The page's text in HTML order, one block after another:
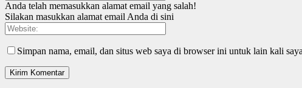
Anda telah memasukkan alamat email yang salah!
Silakan masukkan alamat email Anda di sini
Simpan nama, email, dan situs web saya di browser ini untuk lain kali